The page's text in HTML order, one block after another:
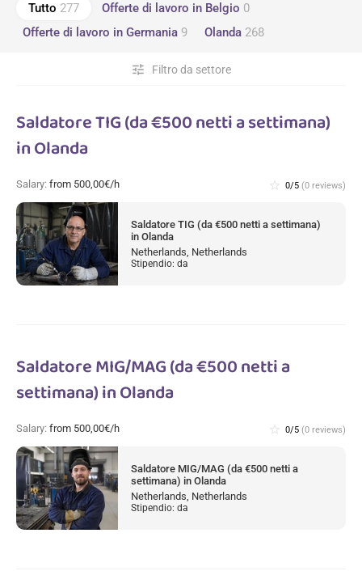
Tutto 277 Offerte di lavoro in Belgio 0
Offerte di lavoro in Germania 9 Olanda 268
Filtro da settore
tune
Saldatore TIG (da €500 netti a settimana)
in Olanda
Salary: from 500,00€/h star_border 0/5 (0 reviews)
Saldatore TIG (da €500 netti a settimana)
in Olanda
Netherlands, Netherlands
Stipendio: da
Saldatore MIG/MAG (da €500 netti a
settimana) in Olanda
Salary: from 500,00€/h star_border 0/5 (0 reviews)
Saldatore MIG/MAG (da €500 netti a
settimana) in Olanda
Netherlands, Netherlands
Stipendio: da